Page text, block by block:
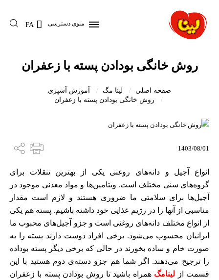
منوی دسترسی FA
روش خانگی بودادن پسته با زعفران
صفحه اصلی لینا مگ
آموزش آشپزی
روش خانگی بودادن پسته با زعفران
1403/08/01
انواع آجیل و دانه‌های روغنی یکی از بهترین تنقلات برای
گروه‌های سنی مختلف است. ویتامین‌ها و مواد معدنی موجود در
آجیل‌ها برای سلامتی ما ضروری هستند و لازم است مقدار
مناسبی از آنها را در رژیم غذایی خود داشته باشیم. پسته هم یکی
از انواع مختلف دانه‌های روغنی است و جزو آجیل‌های محبوب ما
ایرانیان محسوب می‌‌شود. برخی افراد دوست دارند پسته را به
صورت خام و ساده بخورند در حالی که برخی دیگر پسته بوداده
را ترجیح می‌دهند. اگر شما هم جزو دسته‌ی دوم هستید با این
قسمت از لینامگ همراه باشید تا روش بودادن پسته با زعفران